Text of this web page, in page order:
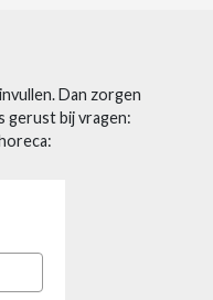
Dan zorgen
gerust bij vragen: